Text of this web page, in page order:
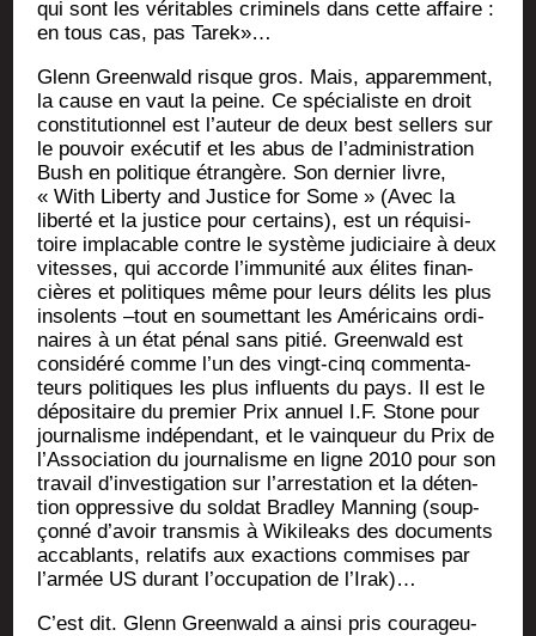
qui sont les véri­tables cri­mi­nels dans cette affaire :
en tous cas, pas Tarek»…
Glenn Green­wald risque gros. Mais, appa­rem­ment,
la cause en vaut la peine. Ce spé­cia­liste en droit
consti­tu­tion­nel est l’auteur de deux best sel­lers sur
le pou­voir exé­cu­tif et les abus de l’administration
Bush en poli­tique étran­gère. Son der­nier livre,
« With Liber­ty and Jus­tice for Some » (Avec la
liber­té et la jus­tice pour cer­tains), est un réqui­si­
toire impla­cable contre le sys­tème judi­ciaire à deux
vitesses, qui accorde l’immunité aux élites finan­
cières et poli­tiques même pour leurs délits les plus
inso­lents –tout en sou­met­tant les Amé­ri­cains ordi­
naires à un état pénal sans pitié. Green­wald est
consi­dé­ré comme l’un des vingt-cinq com­men­ta­
teurs poli­tiques les plus influents du pays. Il est le
dépo­si­taire du pre­mier Prix annuel I.F. Stone pour
jour­na­lisme indé­pen­dant, et le vain­queur du Prix de
l’Association du jour­na­lisme en ligne 2010 pour son
tra­vail d’investigation sur l’arrestation et la déten­
tion oppres­sive du sol­dat Brad­ley Man­ning (soup­
çon­né d’avoir trans­mis à Wiki­leaks des docu­ments
acca­blants, rela­tifs aux exac­tions com­mises par
l’armée US durant l’occupation de l’Irak)…
C’est dit. Glenn Green­wald a ain­si pris cou­ra­geu­